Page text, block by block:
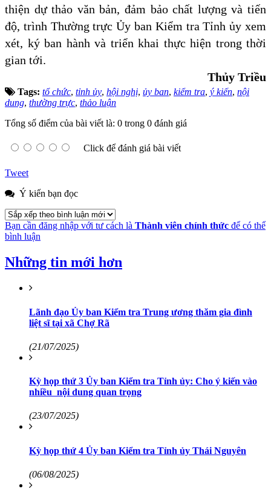
thiện dự thảo văn bản, đảm bảo chất lượng và tiến
độ, trình Thường trực Ủy ban Kiểm tra Tỉnh ủy xem
xét, ký ban hành và triển khai thực hiện trong thời
gian tới.
Thủy Triều
Tags: tổ chức, tỉnh ủy, hội nghị, ủy ban, kiểm tra, ý kiến, nội
dung, thường trực, thảo luận
Tổng số điểm của bài viết là: 0 trong 0 đánh giá
Click để đánh giá bài viết
Tweet
Ý kiến bạn đọc
Bạn cần đăng nhập với tư cách là Thành viên chính thức để có thể
bình luận
Những tin mới hơn
Lãnh đạo Ủy ban Kiểm tra Trung ương thăm gia đình
liệt sĩ tại xã Chợ Rã
(21/07/2025)
Kỳ họp thứ 3 Ủy ban Kiểm tra Tỉnh ủy: Cho ý kiến vào
nhiều nội dung quan trọng
(23/07/2025)
Kỳ họp thứ 4 Ủy ban Kiểm tra Tỉnh ủy Thái Nguyên
(06/08/2025)